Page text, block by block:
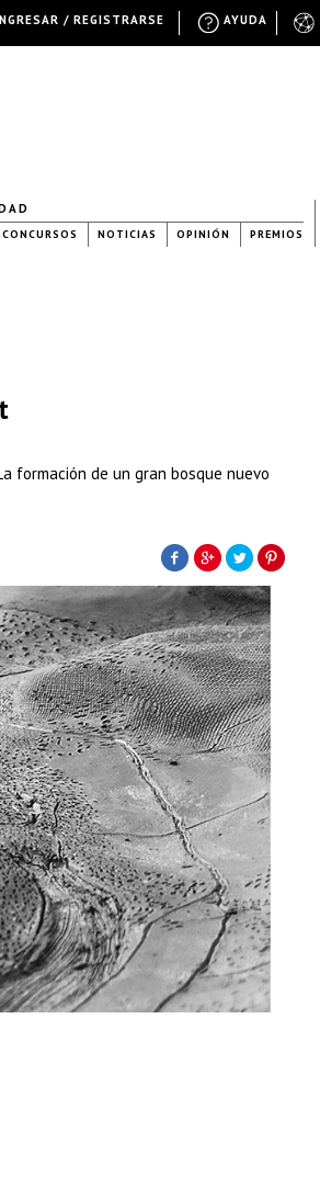
CONCURSOS NOTICIAS OPINIÓN PREMIOS
formación de un gran bosque nuevo
AYUDA
/ REGISTRARSE